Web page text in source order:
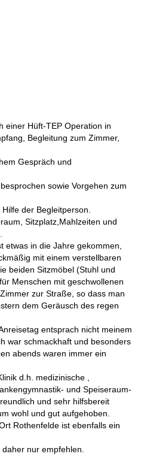
einer Hüft-TEP Operation in
Begleitung zum Zimmer,
Gespräch und
sowie Vorgehen zum
der Begleitperson.
Sitzplatz,Mahlzeiten und
etwas in die Jahre gekommen,
mit einem verstellbaren
beiden Sitzmöbel (Stuhl und
Menschen mit geschwollenen
zur Straße, so dass man
dem Geräusch des regen
entsprach nicht meinem
war schmackhaft und besonders
abends waren immer ein
d.h. medizinische ,
und Speiseraum-
und sehr hilfsbereit
wohl und gut aufgehoben.
Rothenfelde ist ebenfalls ein
nur empfehlen.